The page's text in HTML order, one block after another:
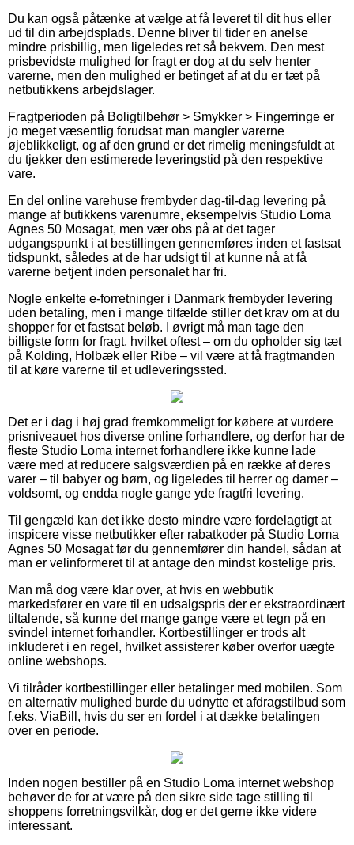
Du kan også påtænke at vælge at få leveret til dit hus eller
ud til din arbejdsplads. Denne bliver til tider en anelse
mindre prisbillig, men ligeledes ret så bekvem. Den mest
prisbevidste mulighed for fragt er dog at du selv henter
varerne, men den mulighed er betinget af at du er tæt på
netbutikkens arbejdslager.
Fragtperioden på Boligtilbehør > Smykker > Fingerringe er
jo meget væsentlig forudsat man mangler varerne
øjeblikkeligt, og af den grund er det rimelig meningsfuldt at
du tjekker den estimerede leveringstid på den respektive
vare.
En del online varehuse frembyder dag-til-dag levering på
mange af butikkens varenumre, eksempelvis Studio Loma
Agnes 50 Mosagat, men vær obs på at det tager
udgangspunkt i at bestillingen gennemføres inden et fastsat
tidspunkt, således at de har udsigt til at kunne nå at få
varerne betjent inden personalet har fri.
Nogle enkelte e-forretninger i Danmark frembyder levering
uden betaling, men i mange tilfælde stiller det krav om at du
shopper for et fastsat beløb. I øvrigt må man tage den
billigste form for fragt, hvilket oftest – om du opholder sig tæt
på Kolding, Holbæk eller Ribe – vil være at få fragtmanden
til at køre varerne til et udleveringssted.
Det er i dag i høj grad fremkommeligt for købere at vurdere
prisniveauet hos diverse online forhandlere, og derfor har de
fleste Studio Loma internet forhandlere ikke kunne lade
være med at reducere salgsværdien på en række af deres
varer – til babyer og børn, og ligeledes til herrer og damer –
voldsomt, og endda nogle gange yde fragtfri levering.
Til gengæld kan det ikke desto mindre være fordelagtigt at
inspicere visse netbutikker efter rabatkoder på Studio Loma
Agnes 50 Mosagat før du gennemfører din handel, sådan at
man er velinformeret til at antage den mindst kostelige pris.
Man må dog være klar over, at hvis en webbutik
markedsfører en vare til en udsalgspris der er ekstraordinært
tiltalende, så kunne det mange gange være et tegn på en
svindel internet forhandler. Kortbestillinger er trods alt
inkluderet i en regel, hvilket assisterer køber overfor uægte
online webshops.
Vi tilråder kortbestillinger eller betalinger med mobilen. Som
en alternativ mulighed burde du udnytte et afdragstilbud som
f.eks. ViaBill, hvis du ser en fordel i at dække betalingen
over en periode.
Inden nogen bestiller på en Studio Loma internet webshop
behøver de for at være på den sikre side tage stilling til
shoppens forretningsvilkår, dog er det gerne ikke videre
interessant.